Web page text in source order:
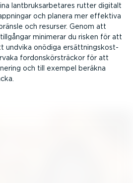
lantbruks­ar­be­tares rutter digitalt
och planera mer effektiva
och resurser. Genom att
minimerar du risken för att
undvika onödiga ersätt­nings­kost­
fordonskör­sträckor för att
och till exempel beräkna